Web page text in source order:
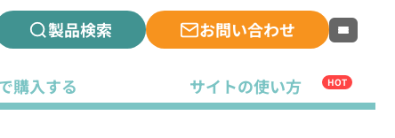
製品検索 お問い合わせ
購入する サイトの使い方 HOT